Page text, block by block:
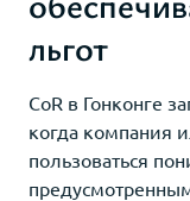
льгот
CoR в Гонконге
когда компания
пользоваться